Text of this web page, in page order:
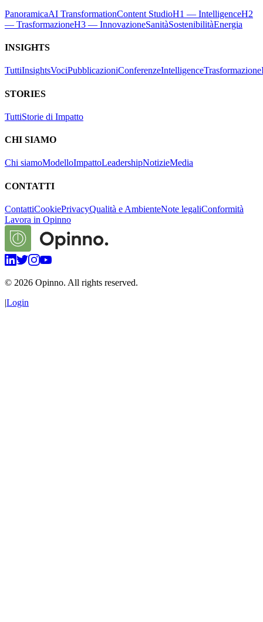
PanoramicaAI TransformationContent StudioH1 — IntelligenceH2
— TrasformazioneH3 — InnovazioneSanitàSostenibilitàEnergia
INSIGHTS
TuttiInsightsVociPubblicazioniConferenzeIntelligenceTrasformazione
STORIES
TuttiStorie di Impatto
CHI SIAMO
Chi siamoModelloImpattoLeadershipNotizieMedia
CONTATTI
ContattiCookiePrivacyQualità e AmbienteNote legaliConformità
Lavora in Opinno
© 2026 Opinno. All rights reserved.
|Login